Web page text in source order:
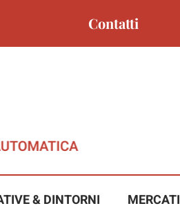
Contatti
& DINTORNI MERCATI